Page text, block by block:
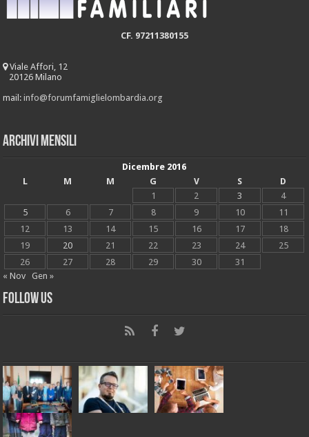
CF. 97211380155
Viale Affori, 12
20126 Milano
mail:info@forumfamiglielombardia.org
Archivi mensili
Dicembre 2016
L
M M G V S
D
1
2 3
4
5
6 7 8 9 10
11
12
13 14 15 16 17
18
19
20 21 22 23 24
25
26
27 28 29 30
31
« Nov
Gen »
Follow Us